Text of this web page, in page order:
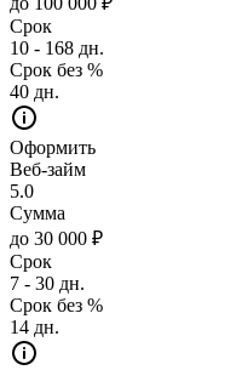
Срок
10 - 168 дн.
Срок без %
40 дн.
Оформить
Веб-займ
5.0
Сумма
до 30 000 ₽
Срок
7 - 30 дн.
Срок без %
14 дн.